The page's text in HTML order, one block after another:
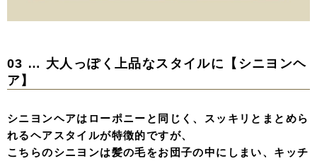
03 … 大人っぽく上品なスタイルに【シニヨンヘ
ア】
シニヨンヘアはローポニーと同じく、スッキリとまとめら
れるヘアスタイルが特徴的ですが、
こちらのシニヨンは髪の毛をお団子の中にしまい、キッチ